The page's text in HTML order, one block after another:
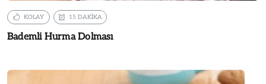
KOLAY 15 DAKİKA
Bademli Hurma Dolması